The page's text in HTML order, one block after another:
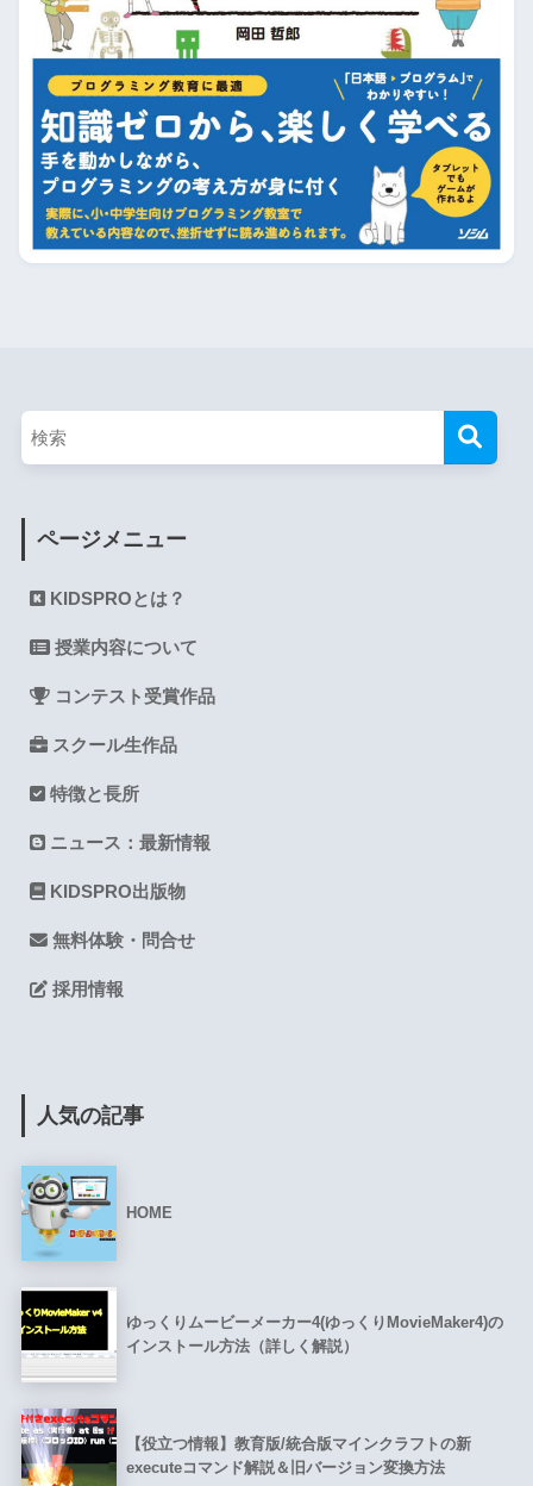
ページメニュー
KIDSPROとは？
授業内容について
コンテスト受賞作品
スクール生作品
特徴と長所
ニュース：最新情報
KIDSPRO出版物
無料体験・問合せ
採用情報
人気の記事
HOME
ゆっくりムービーメーカー4(ゆっくりMovieMaker4)の
インストール方法（詳しく解説）
【役立つ情報】教育版/統合版マインクラフトの新
executeコマンド解説＆旧バージョン変換方法